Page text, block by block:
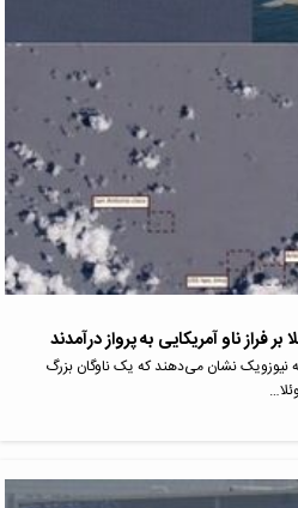
فراز ناو آمریکایی به پرواز درآمدند
نیوزویک نشان می‌دهند که یک ناوگان بزرگ